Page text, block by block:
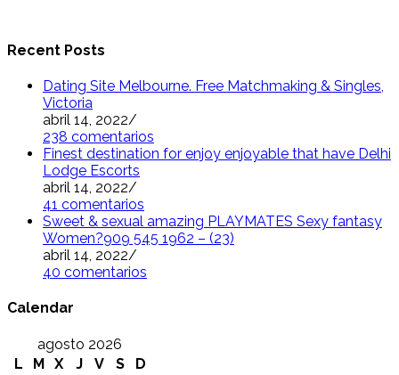
Recent Posts
Dating Site Melbourne. Free Matchmaking & Singles,
Victoria
abril 14, 2022/
238 comentarios
Finest destination for enjoy enjoyable that have Delhi
Lodge Escorts
abril 14, 2022/
41 comentarios
Sweet & sexual amazing PLAYMATES Sexy fantasy
Women?909 545 1962 – (23)
abril 14, 2022/
40 comentarios
Calendar
agosto 2026
L
M X J V S
D